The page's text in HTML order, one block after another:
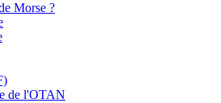
Morse ?
de l'OTAN